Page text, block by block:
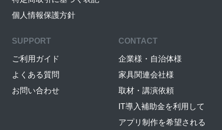
個人情報保護方針
SUPPORT
ご利用ガイド
よくある質問
お問い合わせ
CONTACT
企業様・自治体様
家具関連会社様
取材・講演依頼
IT導入補助金を利用して
アプリ制作を希望される